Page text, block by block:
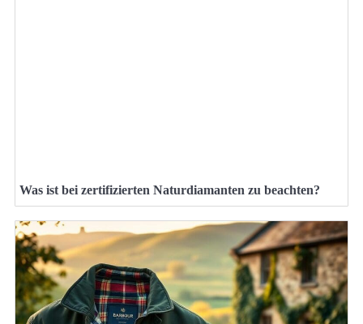
Was ist bei zertifizierten Naturdiamanten zu beachten?